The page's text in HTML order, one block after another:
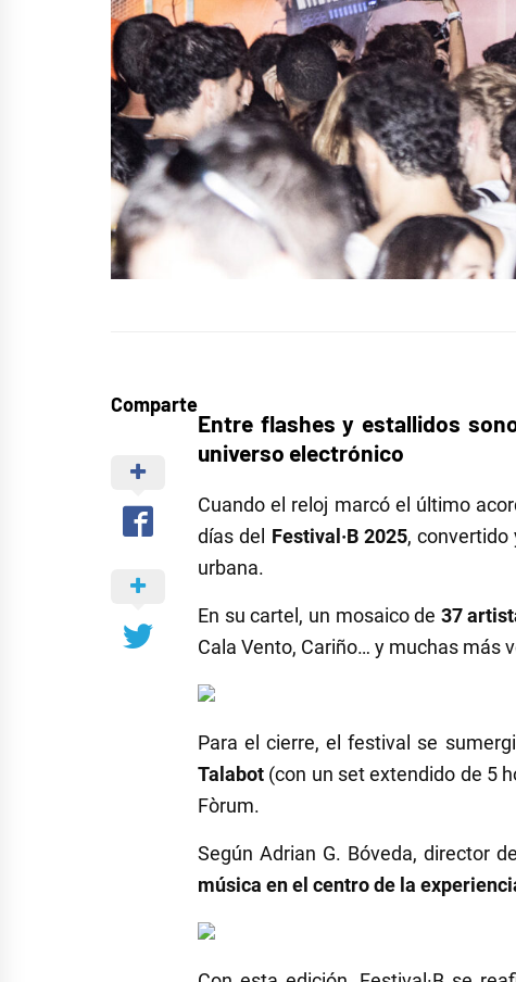
Comparte
Entre flashes y estallidos
universo electrónico
Cuando el reloj marcó el último
días del Festival·B 2025, convertido
urbana.
En su cartel, un mosaico de 37
Cala Vento, Cariño… y muchas más
Para el cierre, el festival se
Talabot (con un set extendido de 5
Fòrum.
Según Adrian G. Bóveda, director
música en el centro de la